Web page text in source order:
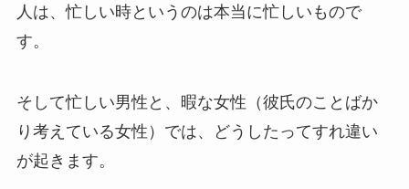
人は、忙しい時というのは本当に忙しいもので
す。
そして忙しい男性と、暇な女性（彼氏のことばか
り考えている女性）では、どうしたってすれ違い
が起きます。